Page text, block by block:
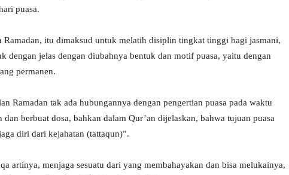
puasa.
Ramadan, itu dimaksud untuk melatih disiplin tingkat tinggi bagi jasmani,
dengan jelas dengan diubahnya bentuk dan motif puasa, yaitu dengan
permanen.
Ramadan tak ada hubungannya dengan pengertian puasa pada waktu
dan berbuat dosa, bahkan dalam Qur’an dijelaskan, bahwa tujuan puasa
diri dari kejahatan (tattaqun)”.
artinya, menjaga sesuatu dari yang membahayakan dan bisa melukainya,